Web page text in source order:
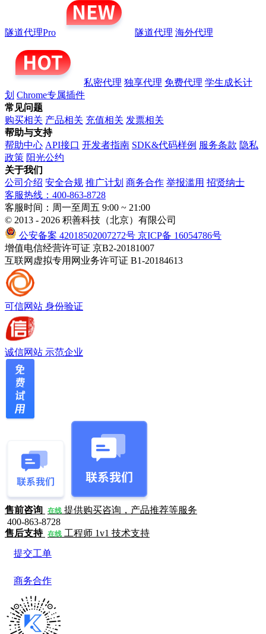
隧道代理Pro 隧道代理 海外代理
私密代理 独享代理 免费代理 学生成长计
划 Chrome专属插件
常见问题
购买相关 产品相关 充值相关 发票相关
帮助与支持
帮助中心 API接口 开发者指南 SDK&代码样例 服务条款 隐私
政策 阳光公约
关于我们
公司介绍 安全合规 推广计划 商务合作 举报滥用 招贤纳士
客服热线：400-863-8728
客服时间：周一至周五 9:00 ~ 21:00
© 2013 - 2026 积善科技（北京）有限公司
公安备案 42018502007272号 京ICP备 16054786号
增值电信经营许可证 京B2-20181007
互联网虚拟专用网业务许可证 B1-20184613
可信网站 身份验证
诚信网站 示范企业
售前咨询 在线 提供购买咨询，产品推荐等服务
400-863-8728
售后支持 在线 工程师 1v1 技术支持
提交工单
商务合作